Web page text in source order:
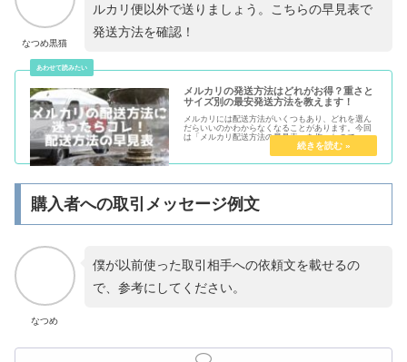
なつめ黒猫
ルカリ便以外で送りましょう。こちらの早見表で
発送方法を確認！
メルカリの発送方法はどれがお得？重さと
サイズ別の最安発送方法を教えます！
メルカリには配送方法がいくつもあり、どれを選ん
だらいいのかわからなくなることがあります。今回
は「メルカリ配送方法の早見表」を作ったので、そ
購入者への取引メッセージ例文
なつめ
僕が以前使った取引相手への依頼文を載せるの
で、参考にしてください。